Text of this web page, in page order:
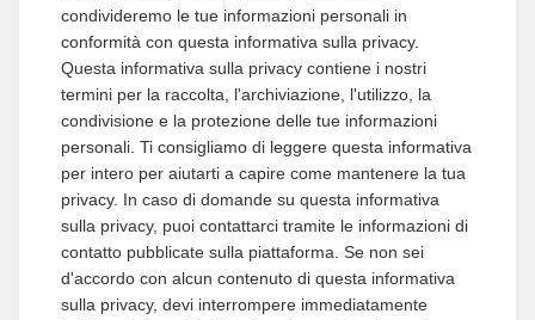
condivideremo le tue informazioni personali in
conformità con questa informativa sulla privacy.
Questa informativa sulla privacy contiene i nostri
termini per la raccolta, l'archiviazione, l'utilizzo, la
condivisione e la protezione delle tue informazioni
personali. Ti consigliamo di leggere questa informativa
per intero per aiutarti a capire come mantenere la tua
privacy. In caso di domande su questa informativa
sulla privacy, puoi contattarci tramite le informazioni di
contatto pubblicate sulla piattaforma. Se non sei
d'accordo con alcun contenuto di questa informativa
sulla privacy, devi interrompere immediatamente